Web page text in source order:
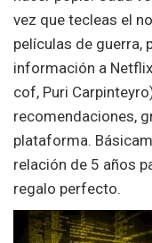
vez que tecleas el
películas de guerra,
información a
cof, Puri
recomendaciones,
plataforma.
relación de 5 años
regalo perfecto.